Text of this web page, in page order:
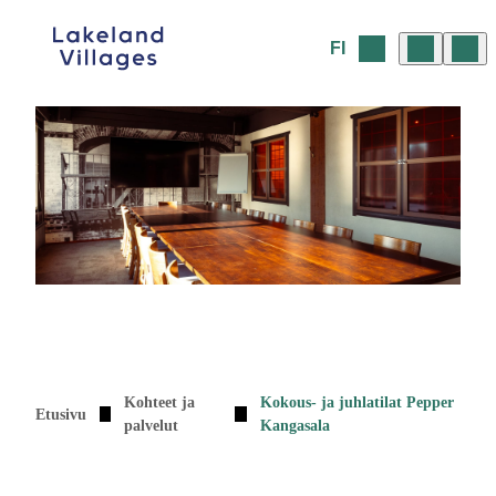
sisältöön
FI
Etusivu
Kohteet ja
palvelut
Kokous- ja juhlatilat Pepper
Kangasala